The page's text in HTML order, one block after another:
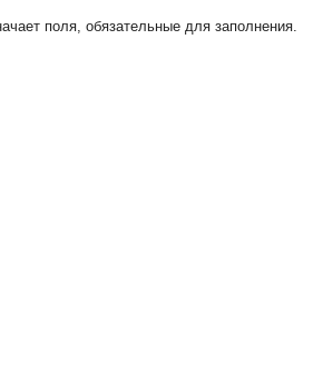
поля, обязательные для заполнения.